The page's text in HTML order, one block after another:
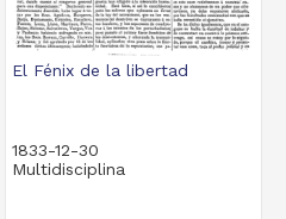
El Fénix de la libertad
1833-12-30
Multidisciplina